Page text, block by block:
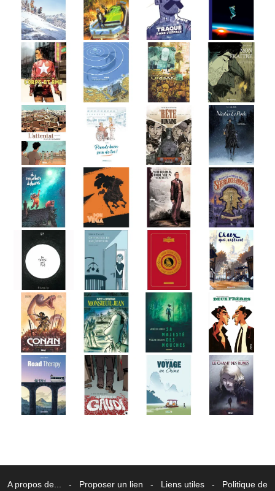
A propos de... - Proposer un lien - Liens utiles - Politique de